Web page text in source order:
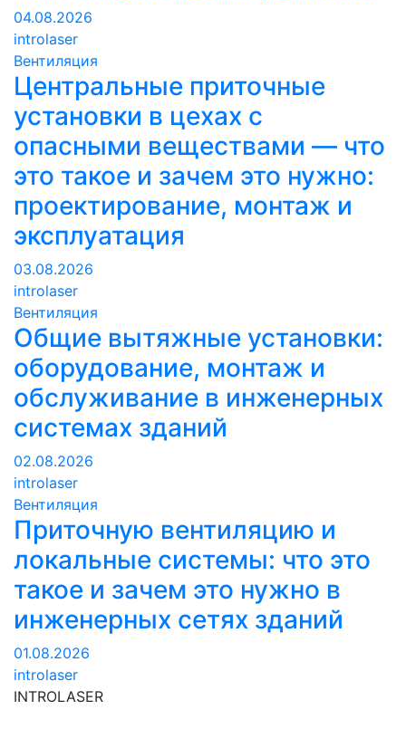
04.08.2026
introlaser
Вентиляция
Центральные приточные
установки в цехах с
опасными веществами — что
это такое и зачем это нужно:
проектирование, монтаж и
эксплуатация
03.08.2026
introlaser
Вентиляция
Общие вытяжные установки:
оборудование, монтаж и
обслуживание в инженерных
системах зданий
02.08.2026
introlaser
Вентиляция
Приточную вентиляцию и
локальные системы: что это
такое и зачем это нужно в
инженерных сетях зданий
01.08.2026
introlaser
INTROLASER